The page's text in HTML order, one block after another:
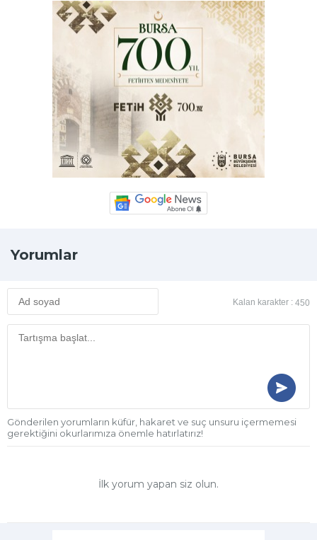
Yorumlar
Kalan karakter : 450
Gönderilen yorumların küfür, hakaret ve suç unsuru içermemesi
gerektiğini okurlarımıza önemle hatırlatırız!
İlk yorum yapan siz olun.